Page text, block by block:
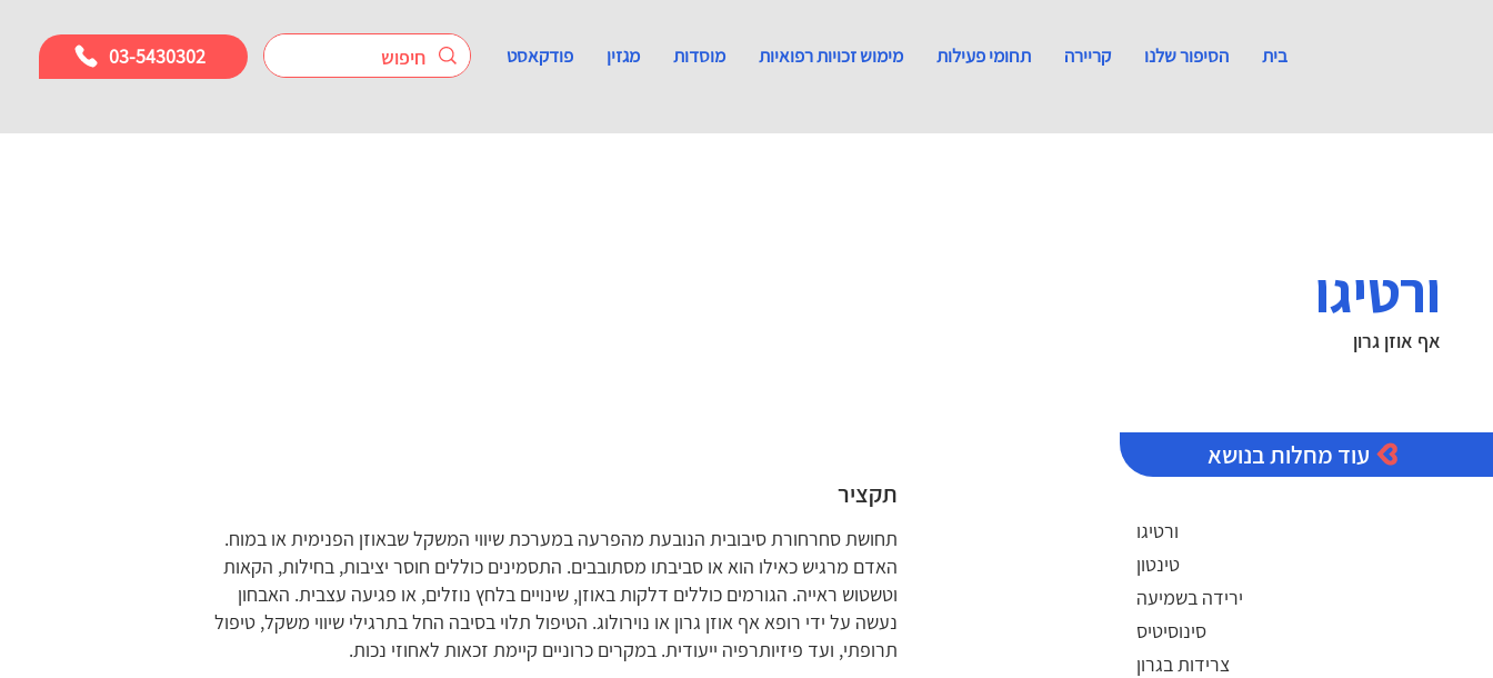
03-5430302 בית הסיפור שלנו קריירה תחומי פעילות מימוש זכויות רפואיות מוסדות מגזין פודקאסט
תקציר
תחושת סחרחורת סיבובית הנובעת מהפרעה במערכת שיווי המשקל שבאוזן הפנימית או במוח.
האדם מרגיש כאילו הוא או סביבתו מסתובבים. התסמינים כוללים חוסר יציבות, בחילות, הקאות
וטשטוש ראייה. הגורמים כוללים דלקות באוזן, שינויים בלחץ נוזלים, או פגיעה עצבית. האבחון
נעשה על ידי רופא אף אוזן גרון או נוירולוג. הטיפול תלוי בסיבה החל בתרגילי שיווי משקל, טיפול
תרופתי, ועד פיזיותרפיה ייעודית. במקרים כרוניים קיימת זכאות לאחוזי נכות.
עוד מחלות בנושא
ורטיגו
טינטון
ירידה בשמיעה
סינוסיטיס
צרידות בגרון
ורטיגו
אף אוזן גרון